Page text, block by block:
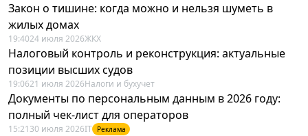
Закон о тишине: когда можно и нельзя шуметь в
жилых домах
19:4024 июля 2026ЖКХ
Налоговый контроль и реконструкция: актуальные
позиции высших судов
19:0621 июля 2026Налоги и бухучет
Документы по персональным данным в 2026 году:
полный чек-лист для операторов
15:21 30 июля 2026IT Реклама